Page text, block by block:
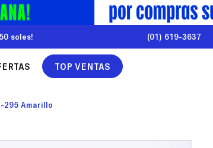
soles! (01) 619-3637
TOP VENTAS
295 Amarillo